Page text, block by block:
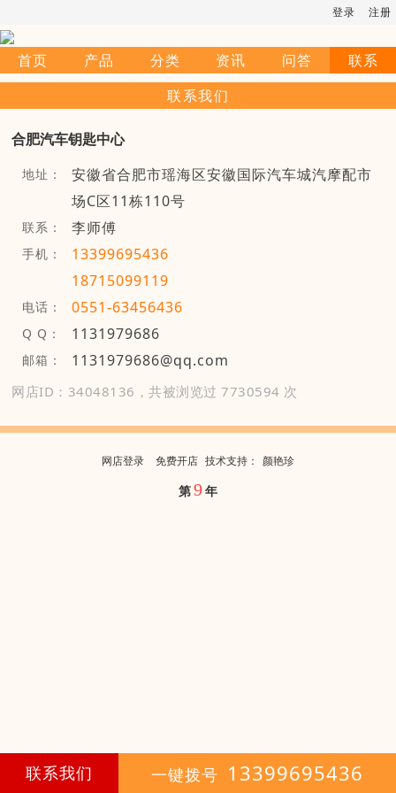
登录 注册
首页 产品 分类 资讯 问答
联系
联系我们
合肥汽车钥匙中心
地址：
安徽省合肥市瑶海区安徽国际汽车城汽摩配市
场C区11栋110号
联系： 李师傅
手机：
13399695436
18715099119
电话： 0551-63456436
Q Q： 1131979686
邮箱： 1131979686@qq.com
网店ID：34048136，共被浏览过 7730594 次
网店登录 免费开店 技术支持 ： 颜艳珍
第9年
联系我们 一键拨号 13399695436